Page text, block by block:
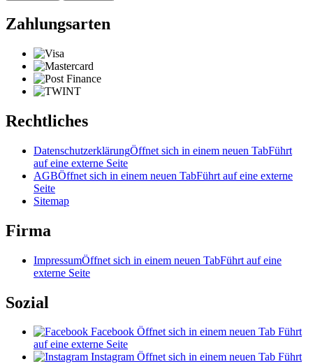
Zahlungsarten
Rechtliches
DatenschutzerklärungÖffnet sich in einem neuen TabFührt
auf eine externe Seite
AGBÖffnet sich in einem neuen TabFührt auf eine externe
Seite
Sitemap
Firma
ImpressumÖffnet sich in einem neuen TabFührt auf eine
externe Seite
Sozial
Facebook Öffnet sich in einem neuen Tab Führt
auf eine externe Seite
Instagram Öffnet sich in einem neuen Tab Führt